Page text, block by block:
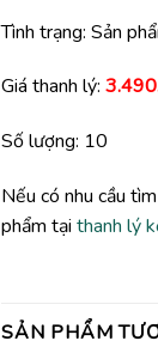
Tình trạng: Sản
Giá thanh lý:
Số lượng: 10
Nếu có nhu cầu
phẩm tại thanh lý
SẢN PHẨM